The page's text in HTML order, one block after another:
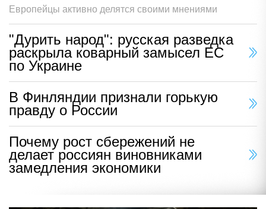
Европейцы активно делятся своими мнениями
"Дурить народ": русская разведка
раскрыла коварный замысел ЕС
по Украине
В Финляндии признали горькую
правду о России
Почему рост сбережений не
делает россиян виновниками
замедления экономики